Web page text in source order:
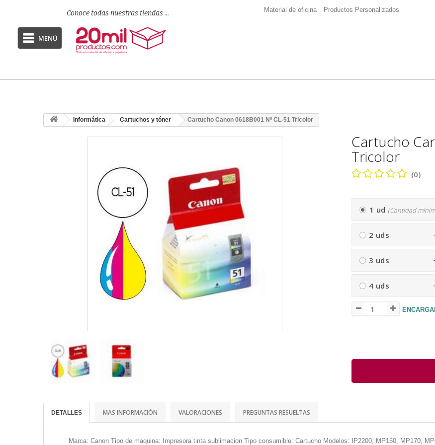
Conoce todas nuestras tiendas ... Material de oficina Productos Personalizados
MENÚ
Informática Cartuchos y tóner Cartucho Canon 0618B001 Nº CL-51 Tricolor
Cartucho
Tricolor
(0)
1 ud (Cantidad
2 uds
3 uds
4 uds
DETALLES MAS INFORMACIÓN VALORACIONES PREGUNTAS RESUELTAS
Marca: Canon Tipo de maquina: Impresora tinta sublimacion Tipo consumible: Cartucho Modelos: IP2200, MP150, MP170,